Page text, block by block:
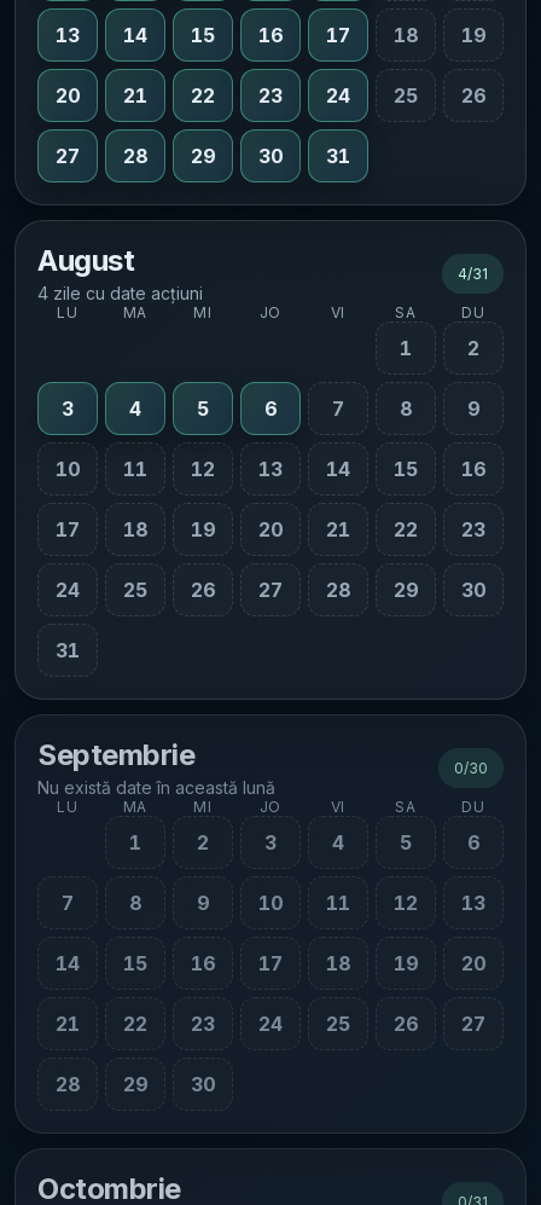
13 14 15 16 17 18 19
20 21 22 23 24 25 26
27 28 29 30 31
August
4 zile cu date acțiuni
4/31
LU MA MI JO VI SA DU
1 2
3 4 5 6 7 8 9
10 11 12 13 14 15 16
17 18 19 20 21 22 23
24 25 26 27 28 29 30
31
Septembrie
Nu există date în această lună
0/30
LU MA MI JO VI SA DU
1 2 3 4 5 6
7 8 9 10 11 12 13
14 15 16 17 18 19 20
21 22 23 24 25 26 27
28 29 30
Octombrie 0/31